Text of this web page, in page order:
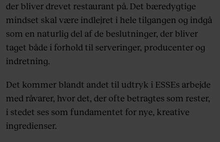
der bliver drevet restaurant på. Det bæredygtige
mindset skal være indlejret i hele tilgangen og indgå
som en naturlig del af de beslutninger, der bliver
taget både i forhold til serveringer, producenter og
indretning.
Det kommer blandt andet til udtryk i ESSEs arbejde
med råvarer, hvor det, der ofte betragtes som rester,
i stedet ses som fundamentet for nye, kreative
ingredienser.